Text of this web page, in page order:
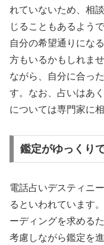
れていないため、相
じることもあるよう
自分の希望通りにな
方もいるかもしれま
ながら、自分に合っ
す。なお、占いはあ
については専門家に
鑑定がゆっくり
電話占いデスティニ
るといわれています
ーディングを求める
考慮しながら鑑定を